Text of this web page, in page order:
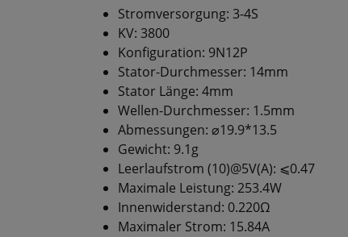
Stromversorgung: 3-4S
KV: 3800
Konfiguration: 9N12P
Stator-Durchmesser: 14mm
Stator Länge: 4mm
Wellen-Durchmesser: 1.5mm
Abmessungen: ⌀19.9*13.5
Gewicht: 9.1g
Leerlaufstrom (10)@5V(A): ⩽0.47
Maximale Leistung: 253.4W
Innenwiderstand: 0.220Ω
Maximaler Strom: 15.84A